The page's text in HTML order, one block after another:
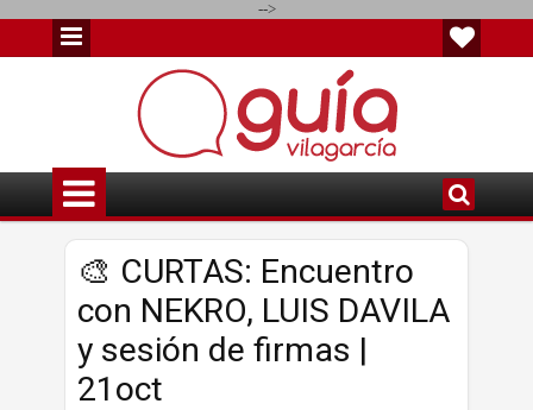
-->
🎨 CURTAS: Encuentro
con NEKRO, LUIS DAVILA
y sesión de firmas |
21oct